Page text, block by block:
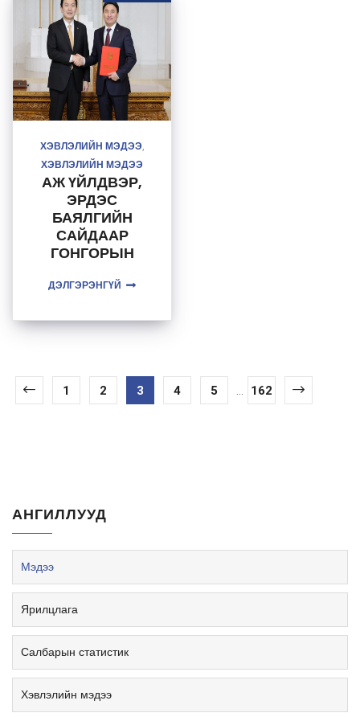
ХЭВЛЭЛИЙН МЭДЭЭ
ХЭВЛЭЛИЙН МЭДЭЭ
АЖ ҮЙЛДВЭР,
ЭРДЭС
БАЯЛГИЙН
САЙДААР
ГОНГОРЫН
УЛИРАН
О
ДЭЛГЭРЭНГҮЙ
1 2 3 4 5 ... 162
АНГИЛЛУУД
Мэдээ
Ярилцлага
Салбарын статистик
Хэвлэлийн мэдээ